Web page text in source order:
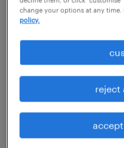
описание
Szukasz stabilnej
odpowiedzialny za
parametrów
sterowanych
lub Siemens. Do
change your options at any
policy.
reject